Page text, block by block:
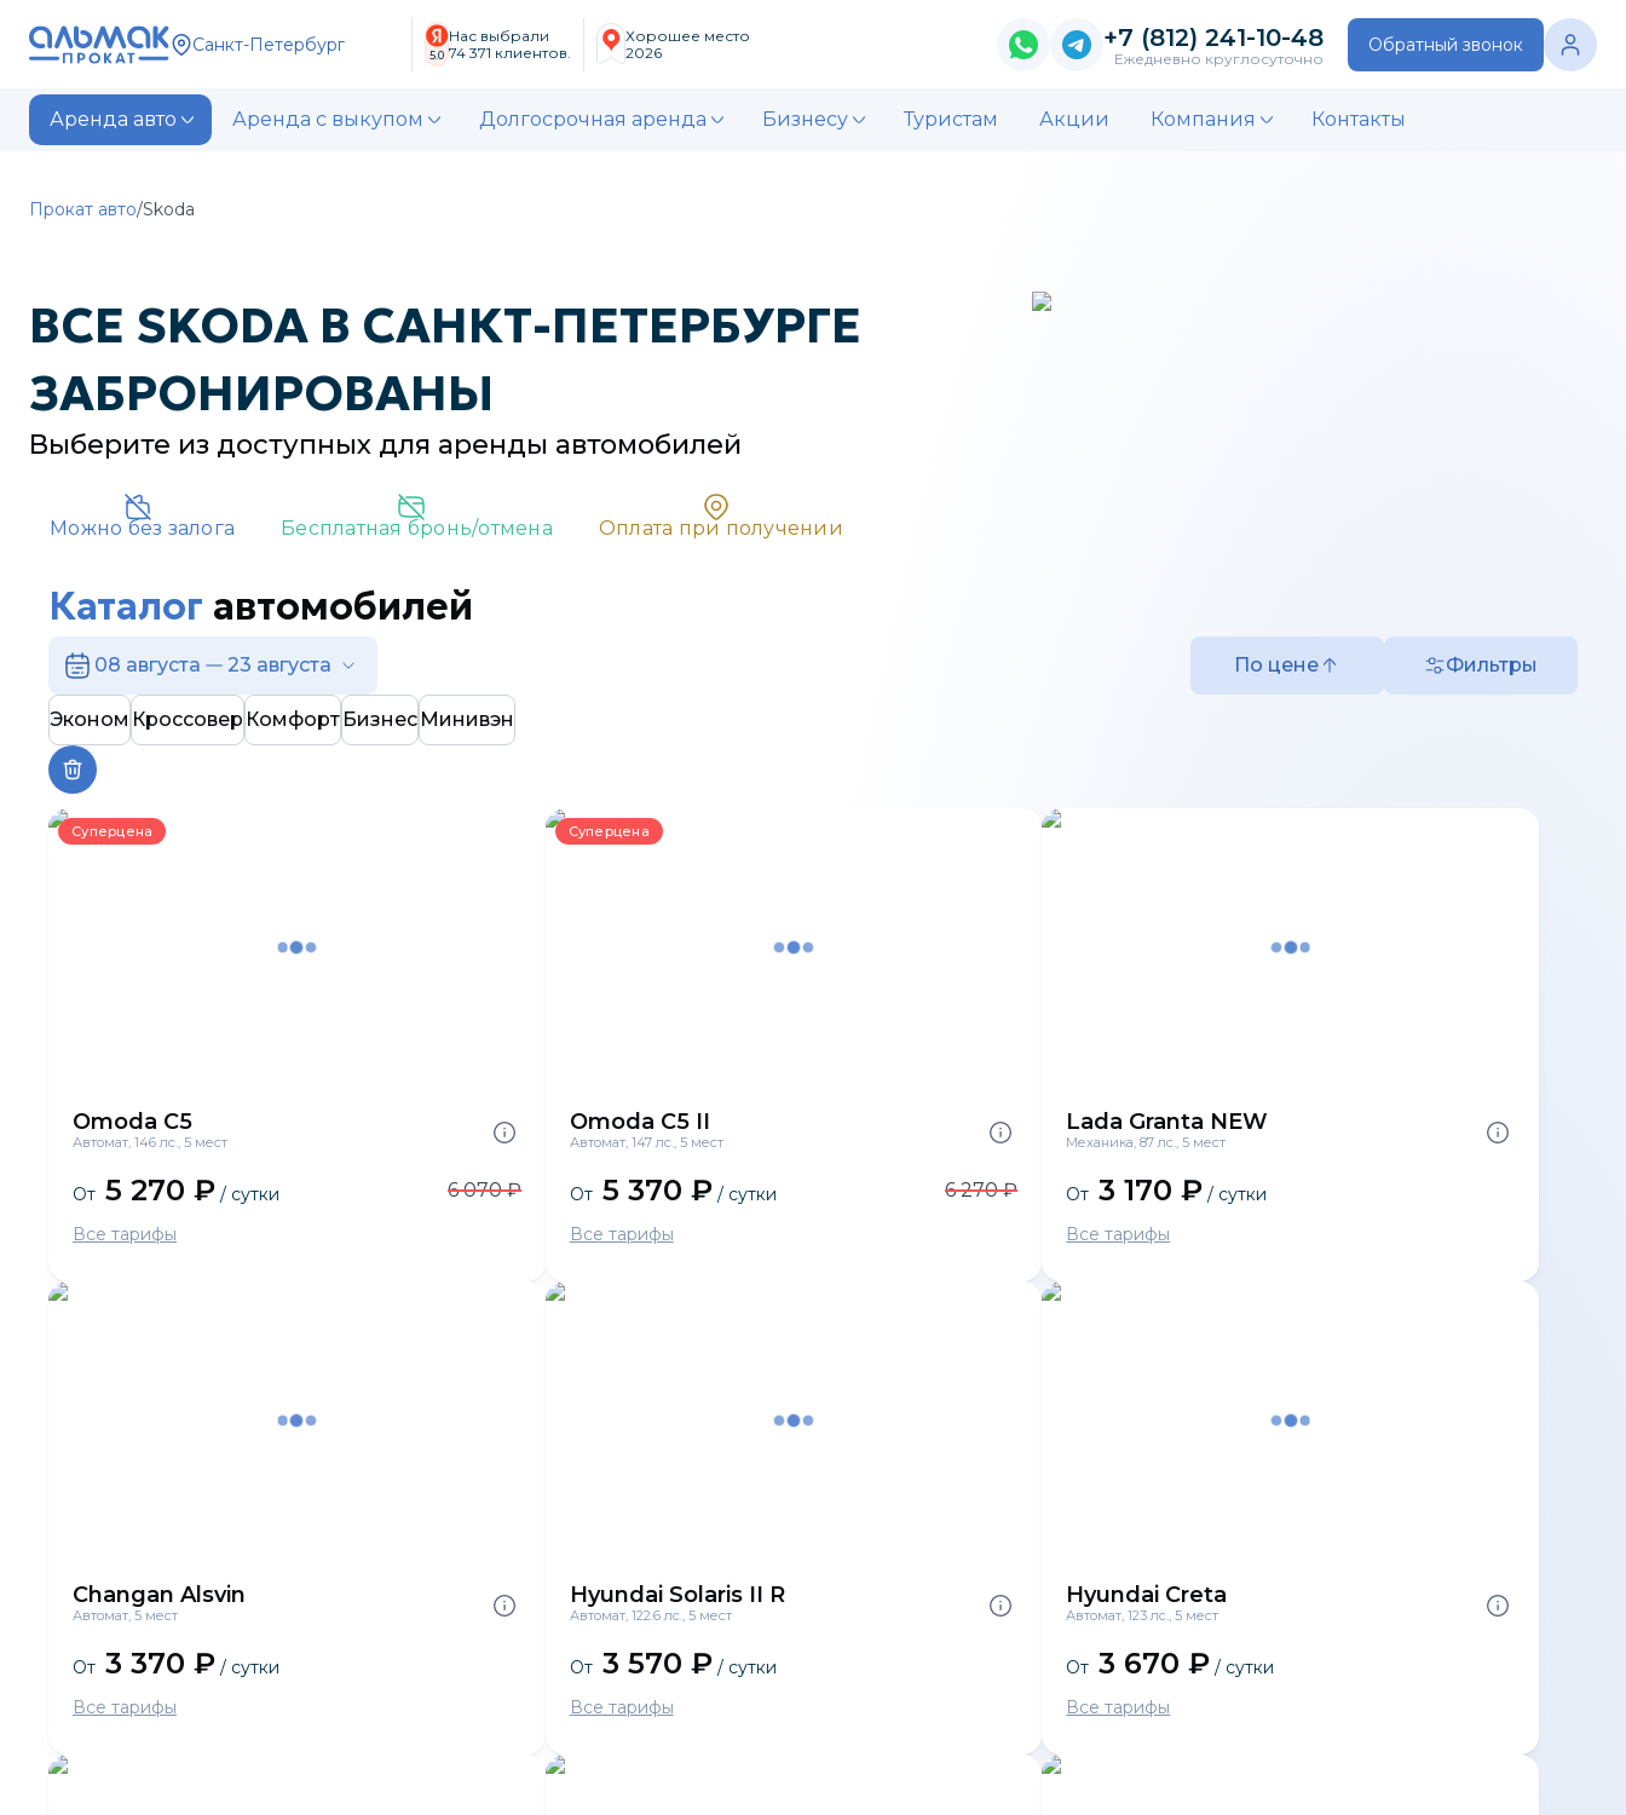
Санкт-Петербург 5.0
Нас выбрали
74 371 клиентов.
Хорошее место
2026
+7 (812) 241-10-48
Ежедневно круглосуточно
Обратный звонок
Аренда авто Аренда с выкупом Долгосрочная аренда Бизнесу Туристам Акции Компания Контакты
Прокат авто/Skoda
ВСЕ SKODA В САНКТ-ПЕТЕРБУРГЕ
ЗАБРОНИРОВАНЫ
Выберите из доступных для аренды автомобилей
Можно без залога Бесплатная бронь/отмена Oплата при получении
Каталог автомобилей
08 августа 23 августа По цене Фильтры
Эконом Кроссовер Комфорт Бизнес Минивэн
Суперцена
Omoda C5
Автомат, 146 лс., 5 мест
От 5 270 ₽ / сутки 6 070 ₽
Все тарифы
Суперцена
Omoda C5 II
Автомат, 147 лс., 5 мест
От 5 370 ₽/ сутки 6 270 ₽
Все тарифы
Lada Granta NEW
Механика, 87 лс., 5 мест
От 3 170 ₽ / сутки
Все тарифы
Changan Alsvin
Автомат, 5 мест
От 3 370 ₽ / сутки
Все тарифы
Hyundai Solaris II R
Автомат, 122.6 лс., 5 мест
От 3 570 ₽/ сутки
Все тарифы
Hyundai Creta
Автомат, 123 лс., 5 мест
От 3 670 ₽ / сутки
Все тарифы